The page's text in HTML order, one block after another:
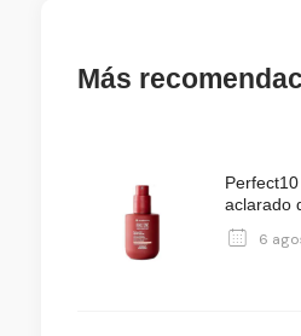
Más
aclarado
6